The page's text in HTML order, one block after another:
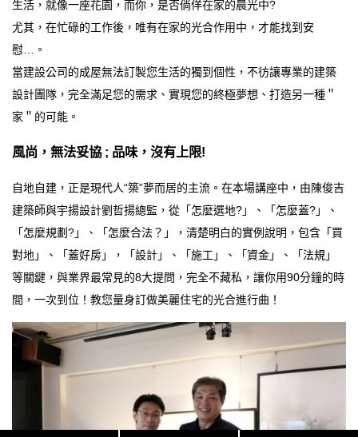
生活，就像一座花園，而你，是否倘佯在家的晨光中?
尤其，在忙碌的工作後，唯有在家的光合作用中，才能找到安
慰…。
當建設公司的成屋無法訂製您生活的獨到個性，不彷讓專業的建築
設計團隊，完全滿足您的需求、實現您的終極夢想、打造另一種＂
家＂的可能。
風尚，無法妥協 ; 品味，沒有上限!
自地自建，正是現代人“築”夢而居的主流。在本場講座中，由陳俊吉
建築師與宇揚設計劉哲揚總監，從「怎麼選地?」、「怎麼蓋?」、
「怎麼規劃?」、「怎麼合法？」，清楚明白的實例說明，包含「買
對地」、「蓋好房」，「設計」、「施工」、「資金」、「法規」
等關鍵，與業界最常見的8大提問，完全不藏私，讓你用90分鐘的時
間，一次到位！教您量身訂做美麗住宅的光合進行曲！